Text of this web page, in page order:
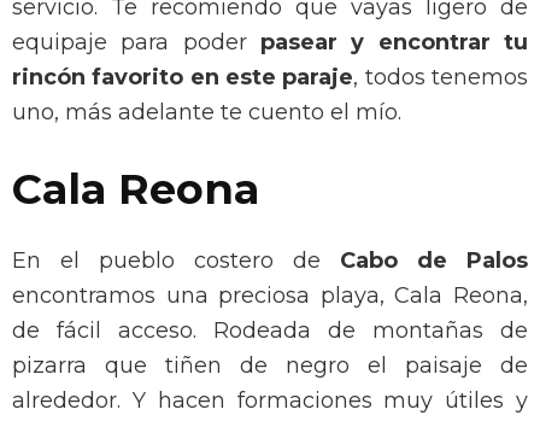
servicio. Te recomiendo que vayas ligero de
equipaje para poder pasear y encontrar tu
rincón favorito en este paraje, todos tenemos
uno, más adelante te cuento el mío.
Cala Reona
En el pueblo costero de Cabo de Palos
encontramos una preciosa playa, Cala Reona,
de fácil acceso. Rodeada de montañas de
pizarra que tiñen de negro el paisaje de
alrededor. Y hacen formaciones muy útiles y